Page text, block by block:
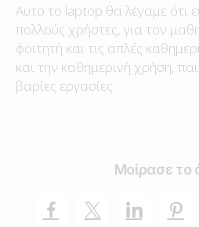
Αυτο το laptop θα λέγαμε ότι
πολλούς χρήστες, για τον
φοιτητή και τις απλές
και την καθημερινή χρήση,
βαρίες εργασίες.
Μοίρασε το